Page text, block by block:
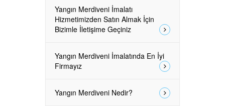
Yangın Merdiveni İmalatı
Hizmetimizden Satın Almak İçin
Bizimle İletişime Geçiniz
Yangın Merdiveni İmalatında En İyi
Firmayız
Yangın Merdiveni Nedir?